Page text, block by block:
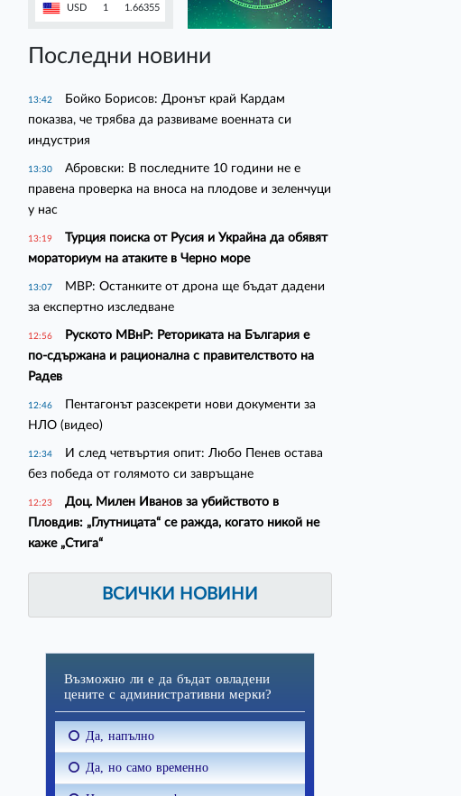
USD 1 1.66355
Последни новини
13:42
Бойко Борисов: Дронът край Кардам
показва, че трябва да развиваме военната си
индустрия
13:30
Абровски: В последните 10 години не е
правена проверка на вноса на плодове и зеленчуци
у нас
13:19
Турция поиска от Русия и Украйна да обявят
мораториум на атаките в Черно море
13:07
МВР: Останките от дрона ще бъдат дадени
за експертно изследване
12:56
Руското МВнР: Реториката на България е
по-сдържана и рационална с правителството на
Радев
12:46
Пентагонът разсекрети нови документи за
НЛО (видео)
12:34
И след четвъртия опит: Любо Пенев остава
без победа от голямото си завръщане
12:23
Доц. Милен Иванов за убийството в
Пловдив: „Глутницата“ се ражда, когато никой не
каже „Стига“
ВСИЧКИ НОВИНИ